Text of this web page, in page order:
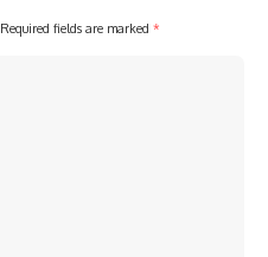
Required fields are marked *